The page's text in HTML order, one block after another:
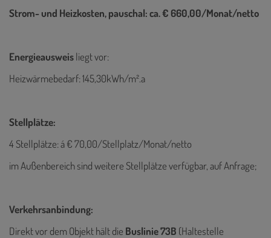
Strom- und Heizkosten, pauschal: ca. € 660,00/Monat/netto
Energieausweisliegt vor:
Heizwärmebedarf: 145,30kWh/m².a
Stellplätze:
4 Stellplätze: á € 70,00/Stellplatz/Monat/netto
im Außenbereich sind weitere Stellplätze verfügbar, auf Anfrage;
Verkehrsanbindung:
Direkt vor dem Objekt hält die Buslinie 73B (Haltestelle